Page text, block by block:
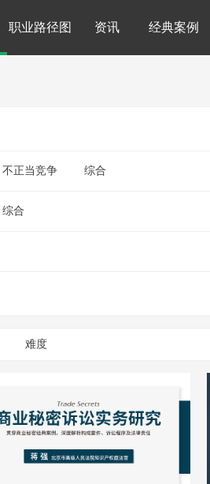
职业路径图 资讯 经典案例
不正当竞争 综合
综合
难度